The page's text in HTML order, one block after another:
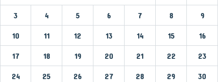
3 4 5 6 7 8 9
10 11 12 13 14 15 16
17 18 19 20 21 22 23
24 25 26 27 28 29 30